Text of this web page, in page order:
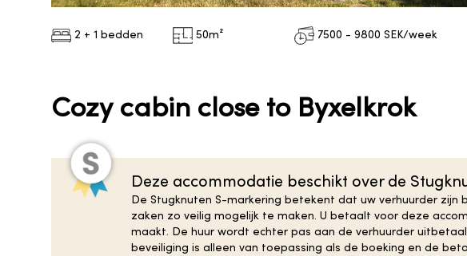
2 + 1 bedden 50m² 7500 - 9800 SEK/week
Cozy cabin close to Byxelkrok
Deze accommodatie beschikt over de
De Stugknuten S-markering betekent dat uw verhuurder
zaken zo veilig mogelijk te maken. U betaalt voor deze
maakt. De huur wordt echter pas aan de verhuurder
beveiliging is alleen van toepassing als de boeking en de